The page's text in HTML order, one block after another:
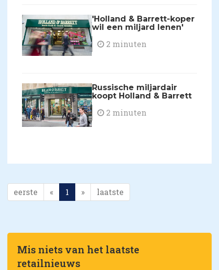
'Holland & Barrett-koper
wil een miljard lenen'
2 minuten
Russische miljardair
koopt Holland & Barrett
2 minuten
eerste « 1 » laatste
Mis niets van het laatste
retailnieuws